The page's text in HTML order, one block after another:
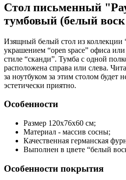
Стол письменный
тумбовый (белый
Изящный белый стол из коллекции
украшением “open space” офиса
стиле “сканди”. Тумба с одной
расположена справа или слева.
за ноутбуком за этим столом будет
эстетически приятно.
Особенности
Размер 120x76x60 см;
Материал - массив сосны;
Качественная германская
Выполнен в цвете “белый
Особенности покрытия